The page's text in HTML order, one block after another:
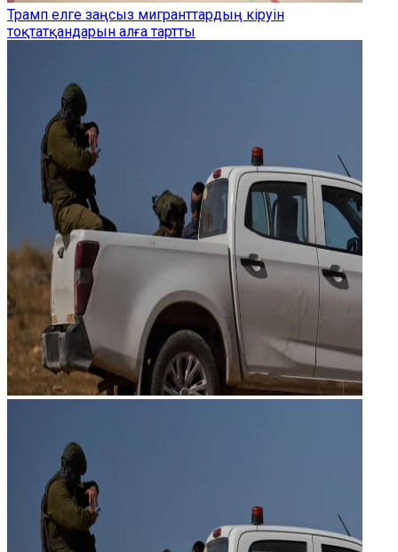
Трамп елге заңсыз мигранттардың кіруін
тоқтатқандарын алға тартты